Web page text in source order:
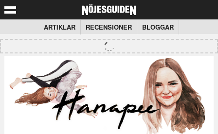
ARTIKLAR RECENSIONER BLOGGAR